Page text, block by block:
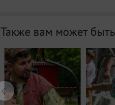
Также вам может